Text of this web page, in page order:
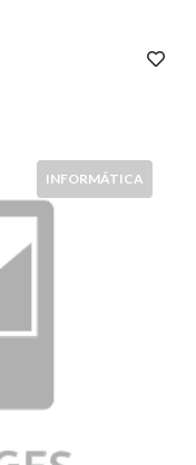
INFORMÁTICA